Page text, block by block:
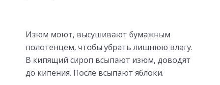
Изюм моют, высушивают бумажным
полотенцем, чтобы убрать лишнюю влагу.
В кипящий сироп всыпают изюм, доводят
до кипения. После всыпают яблоки.